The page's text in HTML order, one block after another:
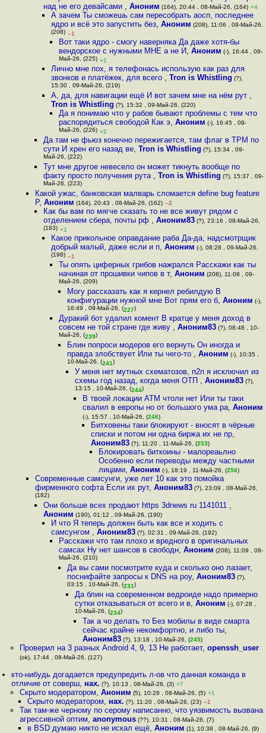
над не его девайсами , Аноним (164), 20:44 , 08-Май-26, (164) +4
А зачем Ты сможешь сам пересобрать аосп, последнее
ядро и всё это запустить без, Аноним (208), 11:06 , 09-Май-26,
(208) –1
Вот таки ядро - смогу наверняка Да даже хотя-бы
вендорское с нужными МНЕ а не И,Аноним (-), 16:44 , 09-
Май-26, (225) +2
Лично мне пох, я телефонась использую как раз для
звонков и платёжек, для всего , Tron is Whistling (?),
15:30 , 09-Май-26, (219)
А, да, для навигации ещё И вот зачем мне на нём рут ,
Tron is Whistling (?), 15:32 , 09-Май-26, (220)
Да я понимаю что у рабов бывают проблемы с тем что
распорядиться свободой Как э,Аноним (-), 16:45 , 09-
Май-26, (226) +2
Да там не фьюз конечно пережигается, там флаг в TPM по
сути И хрен его назад ве, Tron is Whistling (?), 15:34 , 09-
Май-26, (222)
Тут мне другое невесело он может тикнуть вообще по
факту просто получения рута , Tron is Whistling (?), 15:37 , 09-
Май-26, (223)
Какой ужас, банковская малварь сломается define bug feature
P,Аноним (164), 20:43 , 08-Май-26, (162) –2
Как бы вам по мягче сказать то не все живут рядом с
отделением сбера, почты рф , Аноним83(?), 23:16 , 08-Май-26,
(183) +1
Какое прикольное оправдание раба Да-да, надсмотрщик
добрый малый, даже если и п, Аноним (-), 08:28 , 09-Май-26,
(198) –1
Ты опять циферных грибов нажрался Расскажи как ты
начиная от прошивки чипов в т,Аноним (208), 11:08 , 09-
Май-26, (209)
Могу рассказать как я кернел ребилдую В
конфигурации нужной мне Вот прям его б, Аноним (-),
16:49 , 09-Май-26, (227)
Дуракий бот удалил комент В кратце у меня доход в
совсем не той стране где живу ,Аноним83 (?), 08:48 , 10-
Май-26, (239)
Блин попроси модеров его вернуть Он иногда и
правда злобствует Или ты чего-то , Аноним (-), 10:35 ,
10-Май-26, (241)
У меня нет мутных схематозов, п2п я исключил из
схемы год назад, когда меня ОТП , Аноним83(?),
13:15 , 10-Май-26, (244)
В твоей локации ATM чтоли нет Или ты таки
свалил в европы но от большого ума ра,Аноним
(-), 15:57 , 10-Май-26, (246)
Битховены таки блокируют - вносят в чёрные
списки и потом ни одна биржа их не пр,
Аноним83(?), 11:20 , 11-Май-26, (253)
Блокировать биткоины - малореаьлно
Особенно если переводы между частными
лицами, Аноним (-), 18:19 , 11-Май-26, (256)
Современные самсунги, уже лет 10 как это помойка
фирменного софта Если их рут,Аноним83 (?), 23:09 , 08-Май-26,
(182)
Они больше всех продают https 3dnews ru 1141011 ,
Аноним (190), 01:12 , 09-Май-26, (190)
И что Я теперь должен быть как все и ходить с
самсунгом , Аноним83(?), 02:31 , 09-Май-26, (192)
Расскажи что там плохо и вредного в оригинальных
самсах Ну нет шансов в свободн,Аноним (208), 11:09 , 09-
Май-26, (210)
Да вы сами посмотрите куда и сколько оно лазает,
поснифайте запросы к DNS на роу, Аноним83(?),
03:15 , 10-Май-26, (231)
Да блин на современном ведроиде надо примерно
сутки отказываться от всего и в, Аноним (-), 07:28 ,
10-Май-26, (234)
Так а чо делать то Без мобилы в виде смарта
сейчас крайне некомфортно, и либо ты,
Аноним83 (?), 13:18 , 10-Май-26, (245)
Проверил на 3 разных Android 4, 9, 13 Не работает, openssh_user
(ok), 17:44 , 08-Май-26, (127)
кто-нибудь догадается предупредить л-ов что данная команда в
отличие от соверш, нах. (?), 10:13 , 08-Май-26, (3) +7
Скрыто модератором, Аноним (5), 10:28 , 08-Май-26, (5) +1
Скрыто модератором, нах. (?), 11:20 , 08-Май-26, (23) –1
Так там-же черному по серому написанно, что уязвимость вызвана
агрессивной оптим, anonymous(??), 10:31 , 08-Май-26, (7)
в BSD думаю никто не искал ещё, Аноним (1), 10:38 , 08-Май-26, (9)